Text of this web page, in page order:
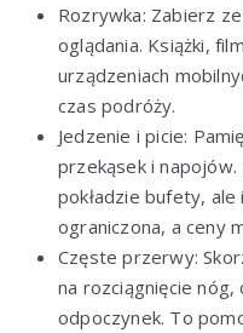
Rozrywka: Zabierz
oglądania. Książki,
urządzeniach
czas podróży.
Jedzenie i picie:
przekąsek i
pokładzie bufety,
ograniczona, a ceny
Częste przerwy:
na rozciągnięcie
odpoczynek. To